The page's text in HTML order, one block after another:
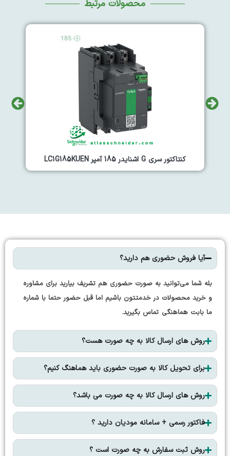
محصولات مرتبط
کنتاکتور سری G اشنایدر 185 آمپر LC1G185KUEN
آیا فروش حضوری هم دارید؟
بله شما می‌توانید به صورت حضوری هم تشریف بیارید برای مشاوره
و خرید محصولات در خدمتتون باشیم اما قبل حضور حتما با شماره
ما بابت هماهنگی تماس بگیرید.
روش های ارسال کالا به چه صورت هست؟
برای تحویل کالا به صورت حضوری باید هماهنگ کنیم؟
روش های ارسال کالا به چه صورت می باشد؟
فاکتور رسمی + سامانه مودیان دارید ؟
روش ثبت سفارش به چه صورت است ؟